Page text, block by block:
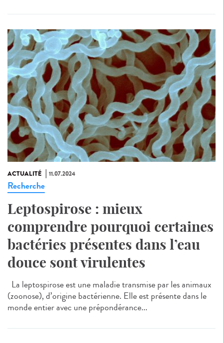
ACTUALITÉ 11.07.2024
Recherche
Leptospirose : mieux
comprendre pourquoi certaines
bactéries présentes dans l’eau
douce sont virulentes
La leptospirose est une maladie transmise par les animaux
(zoonose), d’origine bactérienne. Elle est présente dans le
monde entier avec une prépondérance...